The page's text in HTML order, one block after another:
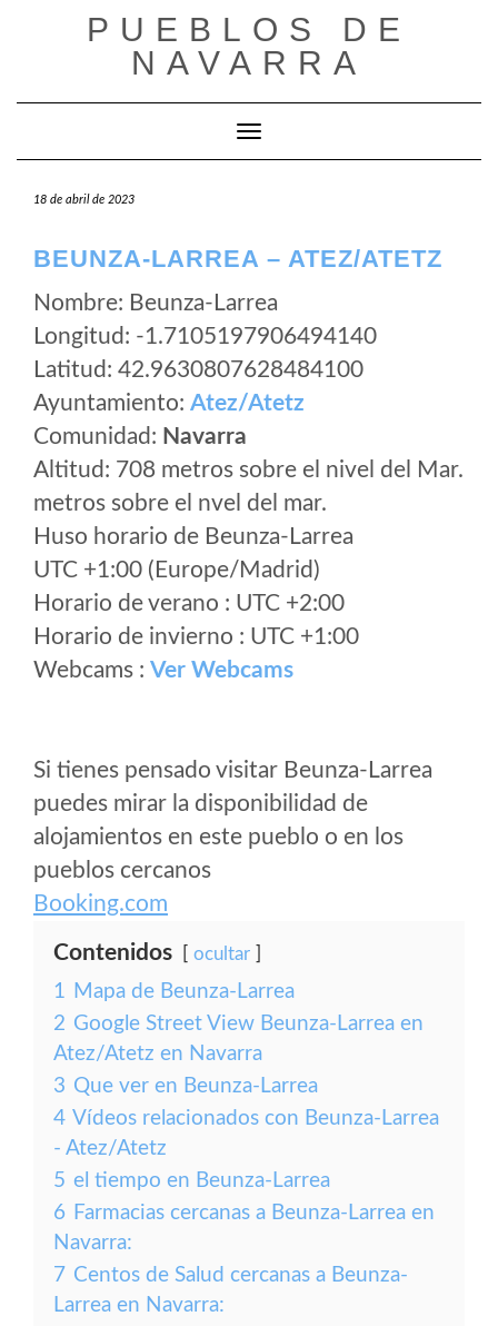
PUEBLOS DE
NAVARRA
Cambiar modo de navegación
18 de abril de 2023
BEUNZA-LARREA – ATEZ/ATETZ
Nombre: Beunza-Larrea
Longitud: -1.7105197906494140
Latitud: 42.9630807628484100
Ayuntamiento: Atez/Atetz
Comunidad: Navarra
Altitud: 708 metros sobre el nivel del Mar.
metros sobre el nvel del mar.
Huso horario de Beunza-Larrea
UTC +1:00 (Europe/Madrid)
Horario de verano : UTC +2:00
Horario de invierno : UTC +1:00
Webcams : Ver Webcams
Si tienes pensado visitar Beunza-Larrea
puedes mirar la disponibilidad de
alojamientos en este pueblo o en los
pueblos cercanos
Booking.com
Contenidos ocultar
1 Mapa de Beunza-Larrea
2 Google Street View Beunza-Larrea en
Atez/Atetz en Navarra
3 Que ver en Beunza-Larrea
4 Vídeos relacionados con Beunza-Larrea
- Atez/Atetz
5 el tiempo en Beunza-Larrea
6 Farmacias cercanas a Beunza-Larrea en
Navarra:
7 Centos de Salud cercanas a Beunza-
Larrea en Navarra: